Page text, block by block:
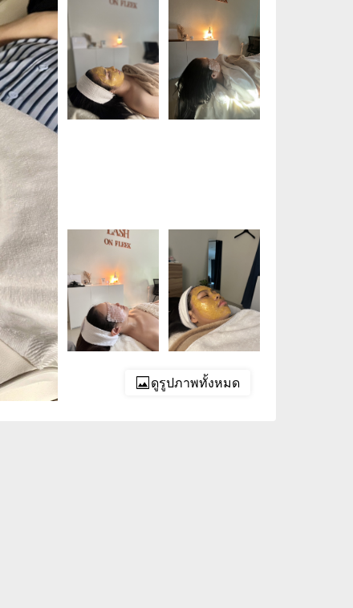
ดูรูปภาพทั้งหมด